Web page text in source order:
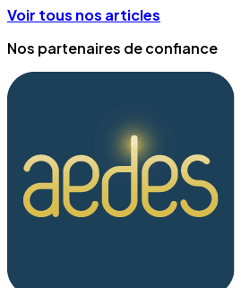
Voir tous nos articles
Nos partenaires de confiance